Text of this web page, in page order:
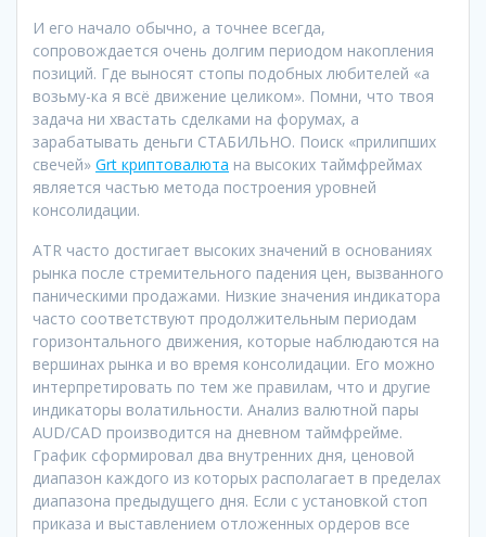
И его начало обычно, а точнее всегда,
сопровождается очень долгим периодом накопления
позиций. Где выносят стопы подобных любителей «а
возьму-ка я всё движение целиком». Помни, что твоя
задача ни хвастать сделками на форумах, а
зарабатывать деньги СТАБИЛЬНО. Поиск «прилипших
свечей» Grt криптовалюта на высоких таймфреймах
является частью метода построения уровней
консолидации.
ATR часто достигает высоких значений в основаниях
рынка после стремительного падения цен, вызванного
паническими продажами. Низкие значения индикатора
часто соответствуют продолжительным периодам
горизонтального движения, которые наблюдаются на
вершинах рынка и во время консолидации. Его можно
интерпретировать по тем же правилам, что и другие
индикаторы волатильности. Анализ валютной пары
AUD/CAD производится на дневном таймфрейме.
График сформировал два внутренних дня, ценовой
диапазон каждого из которых располагает в пределах
диапазона предыдущего дня. Если с установкой стоп
приказа и выставлением отложенных ордеров все